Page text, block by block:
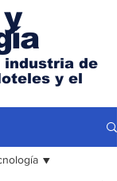
industria de
y el